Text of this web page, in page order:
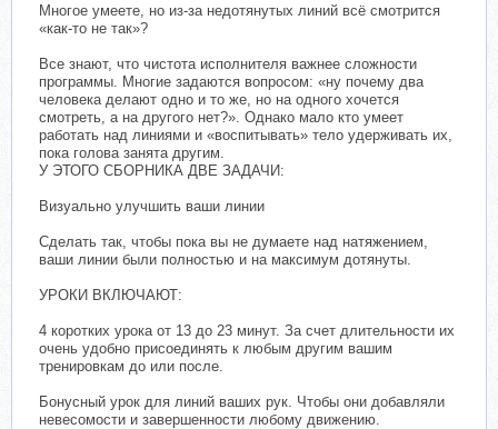
Многое умеете, но из-за недотянутых линий всё смотрится
«как-то не так»?
Все знают, что чистота исполнителя важнее сложности
программы. Многие задаются вопросом: «ну почему два
человека делают одно и то же, но на одного хочется
смотреть, а на другого нет?». Однако мало кто умеет
работать над линиями и «воспитывать» тело удерживать их,
пока голова занята другим.
У ЭТОГО СБОРНИКА ДВЕ ЗАДАЧИ:
Визуально улучшить ваши линии
Сделать так, чтобы пока вы не думаете над натяжением,
ваши линии были полностью и на максимум дотянуты.
УРОКИ ВКЛЮЧАЮТ:
4 коротких урока от 13 до 23 минут. За счет длительности их
очень удобно присоединять к любым другим вашим
тренировкам до или после.
Бонусный урок для линий ваших рук. Чтобы они добавляли
невесомости и завершенности любому движению.